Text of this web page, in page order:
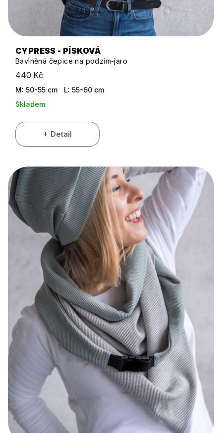
CYPRESS - PÍSKOVÁ
Bavlněná čepice na podzim-jaro
440 Kč
M: 50-55 cm
L: 55-60 cm
Skladem
Detail